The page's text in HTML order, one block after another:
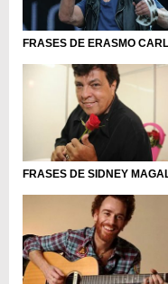
FRASES DE ERASMO
FRASES DE SIDNEY